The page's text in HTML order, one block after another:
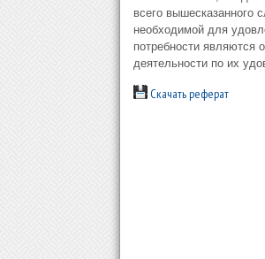
всего вышесказанного
необходимой для
потребности являются
деятельности по их
Скачать реферат